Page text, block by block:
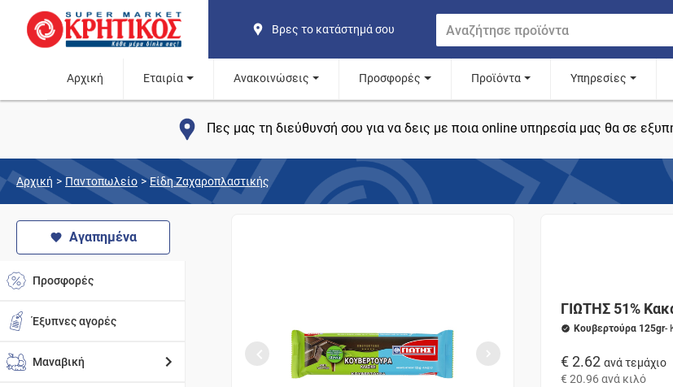
Βρες το κατάστημά σου
Αρχική Εταιρία Ανακοινώσεις Προσφορές Προϊόντα Υπηρεσίες
Πες μας τη διεύθυνσή σου για να δεις με ποια online υπηρεσία μας θα σε
Αρχική > Παντοπωλείο > Είδη Ζαχαροπλαστικής
Αγαπημένα
Προσφορές
Έξυπνες αγορές
Μαναβική
ΓΙΩΤΗΣ 51%
Κουβερτούρα 125gr-
€ 2.62 ανά τεμάχιο
€ 20.96 ανά κιλό